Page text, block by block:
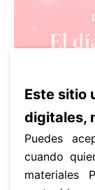
Este sitio
digitales,
Puedes
cuando
materiales